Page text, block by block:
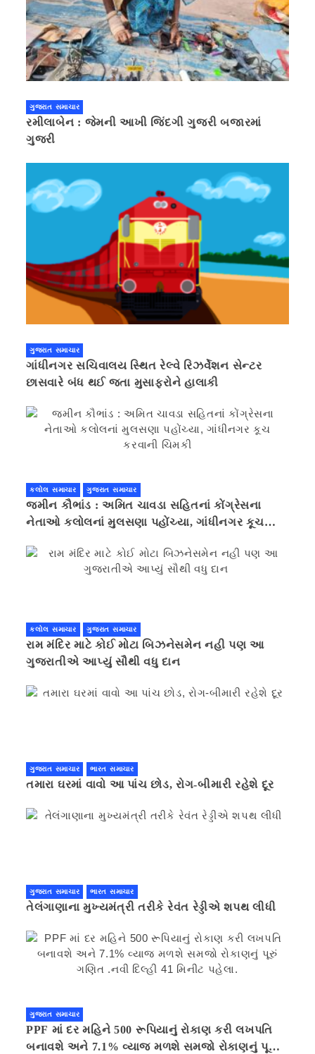
ગુજરાત સમાચાર
રમીલાબેન : જેમની આખી જિંદગી ગુજરી બજારમાં
ગુજરી
ગુજરાત સમાચાર
ગાંધીનગર સચિવાલય સ્થિત રેલ્વે રિઝર્વેશન સેન્ટર
છાસવારે બંધ થઈ જતા મુસાફરોને હાલાકી
કલોલ સમાચાર ગુજરાત સમાચાર
જમીન કૌભાંડ : અમિત ચાવડા સહિતનાં કોંગ્રેસના
નેતાઓ કલોલનાં મુલસણા પહોંચ્યા, ગાંધીનગર કૂચ
કલોલ સમાચાર ગુજરાત સમાચાર
રામ મંદિર માટે કોઈ મોટા બિઝનેસમેન નહી પણ આ
ગુજરાતીએ આપ્યું સૌથી વધુ દાન
ગુજરાત સમાચાર ભારત સમાચાર
તમારા ઘરમાં વાવો આ પાંચ છોડ, રોગ-બીમારી રહેશે દૂર
ગુજરાત સમાચાર ભારત સમાચાર
તેલંગાણાના મુખ્યમંત્રી તરીકે રેવંત રેડ્ડીએ શપથ લીધી
ગુજરાત સમાચાર
PPF માં દર મહિને 500 રૂપિયાનું રોકાણ કરી લખપતિ
બનાવશે અને 7.1% વ્યાજ મળશે સમજો રોકાણનું પૂરું